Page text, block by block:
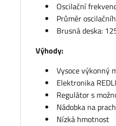
Oscilační
Průměr
Brusná deska:
Výhody:
Vysoce výkonný
Elektronika
Regulátor s
Nádobka na
Nízká hmotnost